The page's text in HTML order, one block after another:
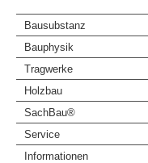
Navigation
überspringen
Bausubstanz
Bauphysik
Tragwerke
Holzbau
SachBau®
Service
Informationen